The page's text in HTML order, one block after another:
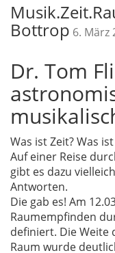
Bottrop 6. März
Dr. Tom
Was ist Zeit? Was
Auf einer Reise
gibt es dazu
Antworten.
Die gab es! Am
Raumempfinden
definiert. Die Weite
Raum wurde